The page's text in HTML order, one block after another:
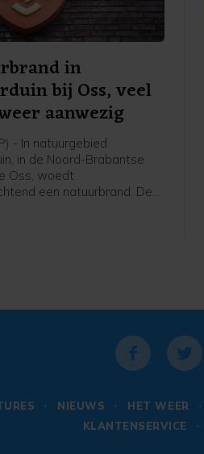
in
bij Oss, veel
aanwezig
- In natuurgebied
in de Noord-Brabantse
Oss, woedt
een natuurbrand. De
NIEUWS HET WEER
KLANTENSERVICE